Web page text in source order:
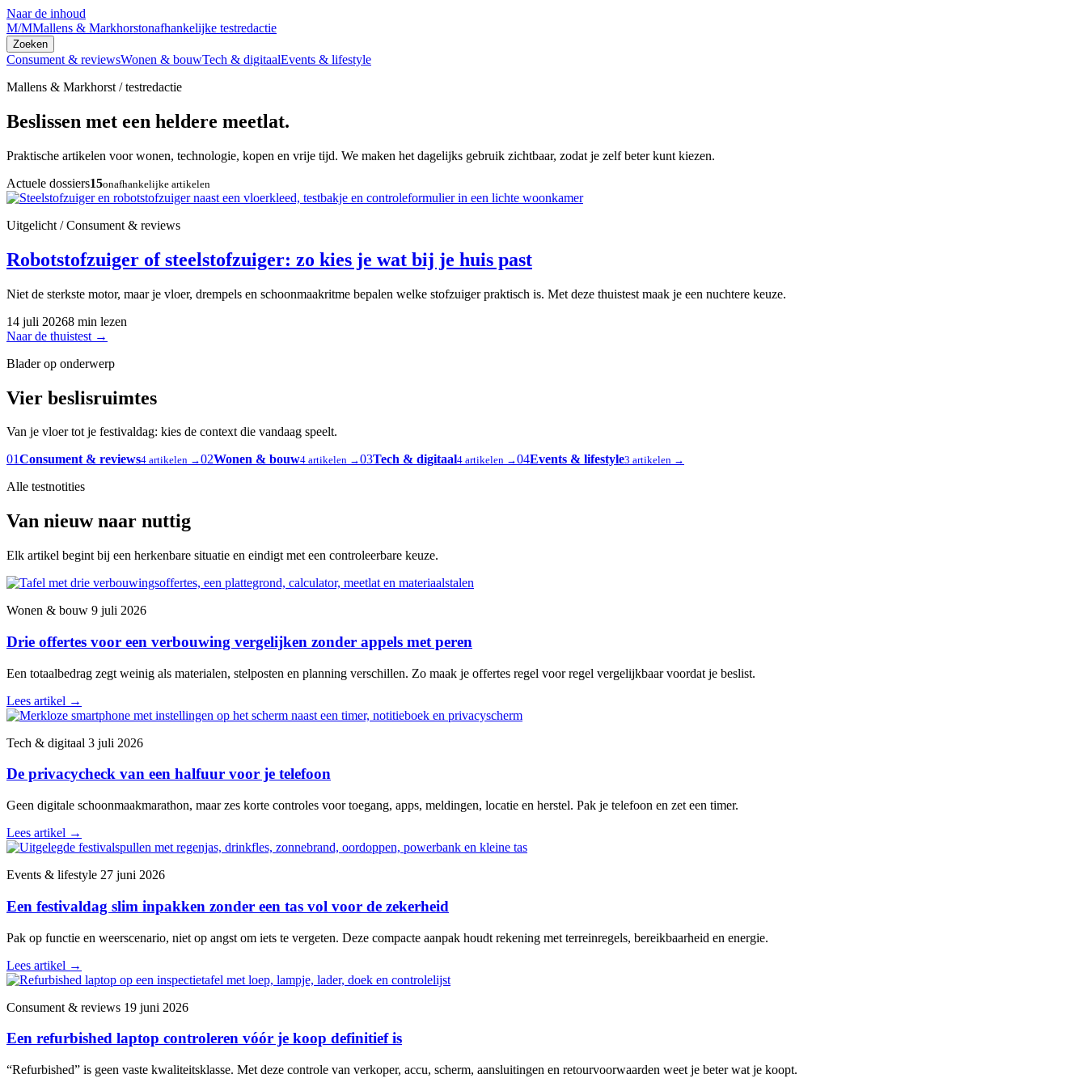
Naar de inhoud
M/MMallens & Markhorstonafhankelijke testredactie
Zoeken
Consument & reviewsWonen & bouwTech & digitaalEvents & lifestyle
Mallens & Markhorst / testredactie
Beslissen met een heldere meetlat.
Praktische artikelen voor wonen, technologie, kopen en vrije tijd. We maken het dagelijks gebruik zichtbaar, zodat je zelf beter kunt kiezen.
Actuele dossiers15onafhankelijke artikelen
Uitgelicht / Consument & reviews
Robotstofzuiger of steelstofzuiger: zo kies je wat bij je huis past
Niet de sterkste motor, maar je vloer, drempels en schoonmaakritme bepalen welke stofzuiger praktisch is. Met deze thuistest maak je een nuchtere keuze.
14 juli 20268 min lezen
Naar de thuistest →
Blader op onderwerp
Vier beslisruimtes
Van je vloer tot je festivaldag: kies de context die vandaag speelt.
01Consument & reviews4 artikelen →02Wonen & bouw4 artikelen →03Tech & digitaal4 artikelen →04Events & lifestyle3 artikelen →
Alle testnotities
Van nieuw naar nuttig
Elk artikel begint bij een herkenbare situatie en eindigt met een controleerbare keuze.
Wonen & bouw 9 juli 2026
Drie offertes voor een verbouwing vergelijken zonder appels met peren
Een totaalbedrag zegt weinig als materialen, stelposten en planning verschillen. Zo maak je offertes regel voor regel vergelijkbaar voordat je beslist.
Lees artikel →
Tech & digitaal 3 juli 2026
De privacycheck van een halfuur voor je telefoon
Geen digitale schoonmaakmarathon, maar zes korte controles voor toegang, apps, meldingen, locatie en herstel. Pak je telefoon en zet een timer.
Lees artikel →
Events & lifestyle 27 juni 2026
Een festivaldag slim inpakken zonder een tas vol voor de zekerheid
Pak op functie en weerscenario, niet op angst om iets te vergeten. Deze compacte aanpak houdt rekening met terreinregels, bereikbaarheid en energie.
Lees artikel →
Consument & reviews 19 juni 2026
Een refurbished laptop controleren vóór je koop definitief is
“Refurbished” is geen vaste kwaliteitsklasse. Met deze controle van verkoper, accu, scherm, aansluitingen en retourvoorwaarden weet je beter wat je koopt.